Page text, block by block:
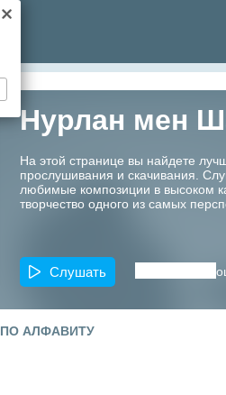
Нурлан мен
На этой странице вы найдете
прослушивания и скачивания.
любимые композиции в высоком
творчество одного из самых
Слушать
ПО АЛФАВИТУ